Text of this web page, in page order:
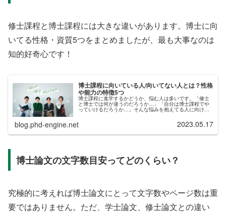
修士課程と博士課程には大きな違いがあります。博士に向
いてる性格・資質5つをまとめましたが、最も大事なのは
知的好奇心です！
博士課程に向いている人/向いてない人とは？性格
や能力の特徴5つ
博士課程に進学するかどうか、悩む人は多いです。「修士
と博士では何が違うのだろうか…」「自分は博士課程でや
っていけるだろうか…」そんな悩みを抱えてる人に向け
blog.phd-engine.net 2023.05.17
博士論文の文字数目安ってどのくらい？
究極的に考えれば博士論文にとって文字数やページ数は重
要ではありません。ただ、学士論文、修士論文との違い